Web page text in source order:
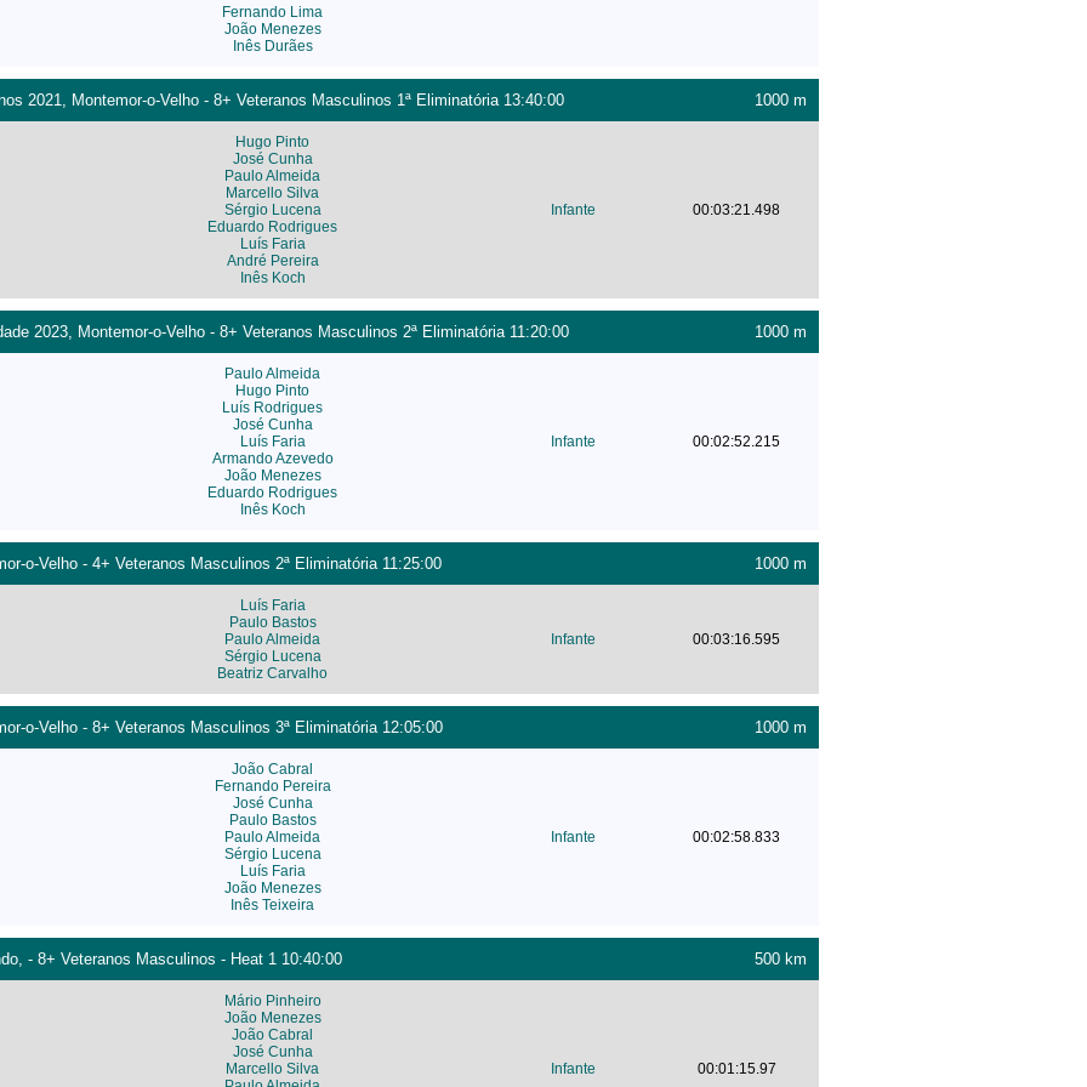
Fernando Lima
João Menezes
Inês Durães
2021, Montemor-o-Velho - 8+ Veteranos Masculinos 1ª Eliminatória 13:40:00 1000 m
Hugo Pinto
José Cunha
Paulo Almeida
Marcello Silva
Sérgio Lucena
Eduardo Rodrigues
Luís Faria
André Pereira
Inês Koch
Infante 00:03:21.498
2023, Montemor-o-Velho - 8+ Veteranos Masculinos 2ª Eliminatória 11:20:00 1000 m
Paulo Almeida
Hugo Pinto
Luís Rodrigues
José Cunha
Luís Faria
Armando Azevedo
João Menezes
Eduardo Rodrigues
Inês Koch
Infante 00:02:52.215
o-Velho - 4+ Veteranos Masculinos 2ª Eliminatória 11:25:00 1000 m
Luís Faria
Paulo Bastos
Paulo Almeida
Sérgio Lucena
Beatriz Carvalho
Infante 00:03:16.595
o-Velho - 8+ Veteranos Masculinos 3ª Eliminatória 12:05:00 1000 m
João Cabral
Fernando Pereira
José Cunha
Paulo Bastos
Paulo Almeida
Sérgio Lucena
Luís Faria
João Menezes
Inês Teixeira
Infante 00:02:58.833
- 8+ Veteranos Masculinos - Heat 1 10:40:00 500 km
Mário Pinheiro
João Menezes
João Cabral
José Cunha
Marcello Silva
Infante 00:01:15.97